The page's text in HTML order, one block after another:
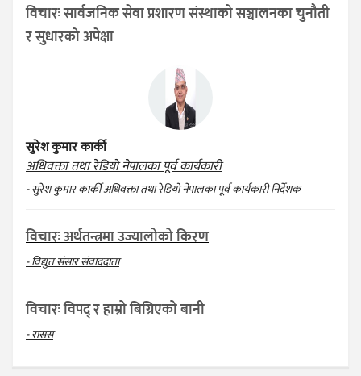
विचारः सार्वजनिक सेवा प्रशारण संस्थाको सञ्चालनका चुनौती
र सुधारको अपेक्षा
सुरेश कुमार कार्की
अधिवक्ता तथा रेडियो नेपालका पूर्व कार्यकारी
- सुरेश कुमार कार्की अधिवक्ता तथा रेडियो नेपालका पूर्व कार्यकारी निर्देशक
विचारः अर्थतन्त्रमा उज्यालोको किरण
- विद्युत संसार संवाददाता
विचारः विपद् र हाम्रो बिग्रिएको बानी
- रासस